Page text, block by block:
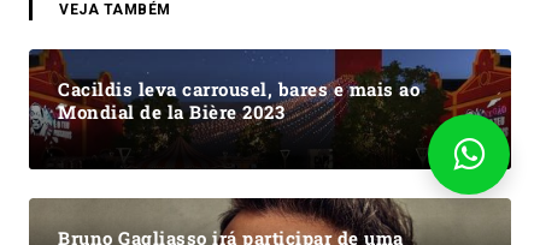
VEJA TAMBÉM
Cacildis leva carrousel, bares e mais ao
Mondial de la Bière 2023
Bruno Gagliasso irá participar de uma